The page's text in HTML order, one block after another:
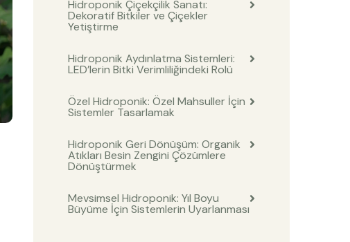
Hidroponik Çiçekçilik Sanatı:
Dekoratif Bitkiler ve Çiçekler
Yetiştirme
Hidroponik Aydınlatma Sistemleri:
LED’lerin Bitki Verimliliğindeki Rolü
Özel Hidroponik: Özel Mahsuller İçin
Sistemler Tasarlamak
Hidroponik Geri Dönüşüm: Organik
Atıkları Besin Zengini Çözümlere
Dönüştürmek
Mevsimsel Hidroponik: Yıl Boyu
Büyüme İçin Sistemlerin Uyarlanması